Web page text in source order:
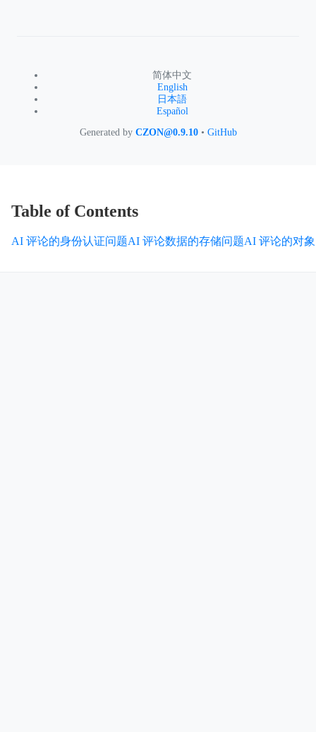
简体中文
English
日本語
Español
Generated by CZON@0.9.10• GitHub
Table of Contents
AI 评论的身份认证问题AI 评论数据的存储问题AI 评论的对象